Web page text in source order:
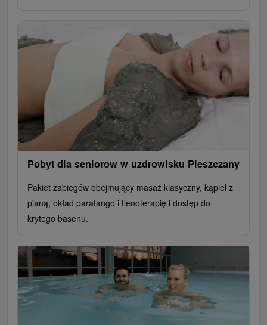
Pobyt dla seniorow w uzdrowisku Pieszczany
Pakiet zabiegów obejmujący masaż klasyczny, kąpiel z
pianą, okład parafango i tlenoterapię i dostęp do
krytego basenu.